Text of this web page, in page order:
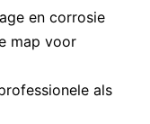
en corrosie
map voor
als